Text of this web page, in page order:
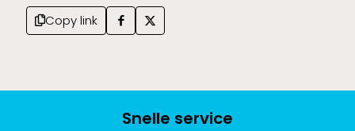
Copy link
Snelle service